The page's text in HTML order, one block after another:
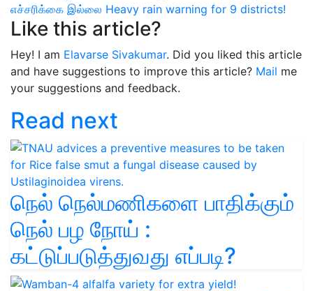
எச்சரிக்கை இல்லை Heavy rain warning for 9 districts!
Like this article?
Hey! I am Elavarse Sivakumar. Did you liked this article
and have suggestions to improve this article? Mail me
your suggestions and feedback.
Read next
நெல் நெல்மணிகளை பாதிக்கும்
நெல் பழ நோய் :
கட்டுப்படுத்துவது எப்படி?